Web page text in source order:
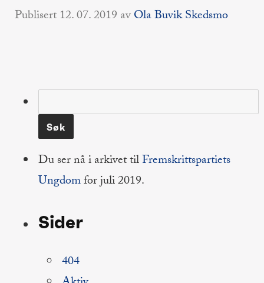
Publisert12. 07. 2019 avOla Buvik Skedsmo
etter:
Du ser nå i arkivet tilFremskrittspartiets
Ungdomfor juli 2019.
Sider
404